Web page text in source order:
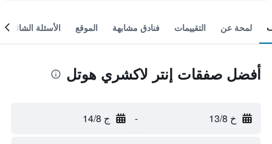
لمحة عن التقييمات فنادق مشابهة الموقع الأسئلة الشائعة
أفضل صفقات إنتر لاكشري هوتل
خ 13/8 - ج 14/8